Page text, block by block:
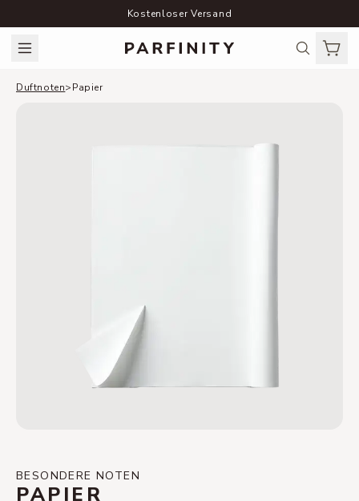
Kostenloser Versand
Duftnoten>Papier
BESONDERE NOTEN
PAPIER